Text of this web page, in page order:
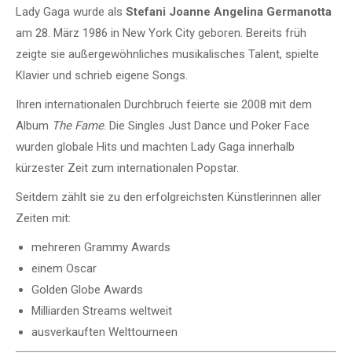
Lady Gaga wurde als Stefani Joanne Angelina Germanotta
am 28. März 1986 in New York City geboren. Bereits früh
zeigte sie außergewöhnliches musikalisches Talent, spielte
Klavier und schrieb eigene Songs.
Ihren internationalen Durchbruch feierte sie 2008 mit dem
Album The Fame. Die Singles Just Dance und Poker Face
wurden globale Hits und machten Lady Gaga innerhalb
kürzester Zeit zum internationalen Popstar.
Seitdem zählt sie zu den erfolgreichsten Künstlerinnen aller
Zeiten mit:
mehreren Grammy Awards
einem Oscar
Golden Globe Awards
Milliarden Streams weltweit
ausverkauften Welttourneen